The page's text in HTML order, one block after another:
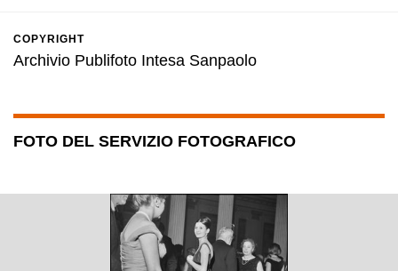
COPYRIGHT
Archivio Publifoto Intesa Sanpaolo
FOTO DEL SERVIZIO FOTOGRAFICO